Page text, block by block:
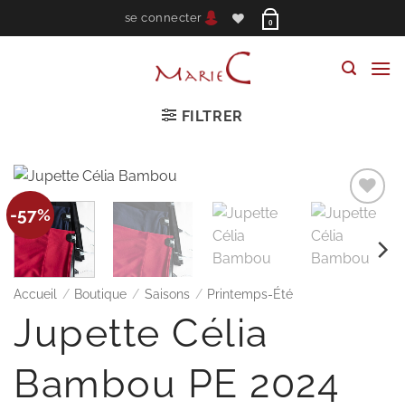
au
se connecter 0
FILTRER
-57%
Ajouter
à la
wishlist
Accueil / Boutique / Saisons / Printemps-Été
Jupette Célia
Bambou PE 2024